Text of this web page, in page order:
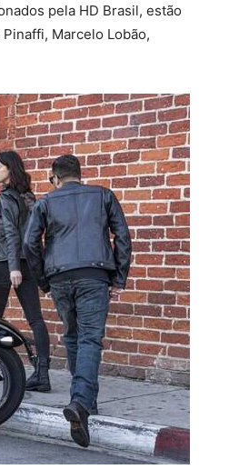
pela HD Brasil, estão
Marcelo Lobão,